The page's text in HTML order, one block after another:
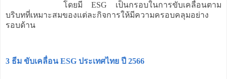
โดยมี ESG เป็นกรอบในการขับเคลื่อนตาม
บริบทที่เหมาะสมของแต่ละกิจการให้มีความครอบคลุมอย่าง
รอบด้าน
3 ธีม ขับเคลื่อน ESG ประเทศไทย ปี 2566